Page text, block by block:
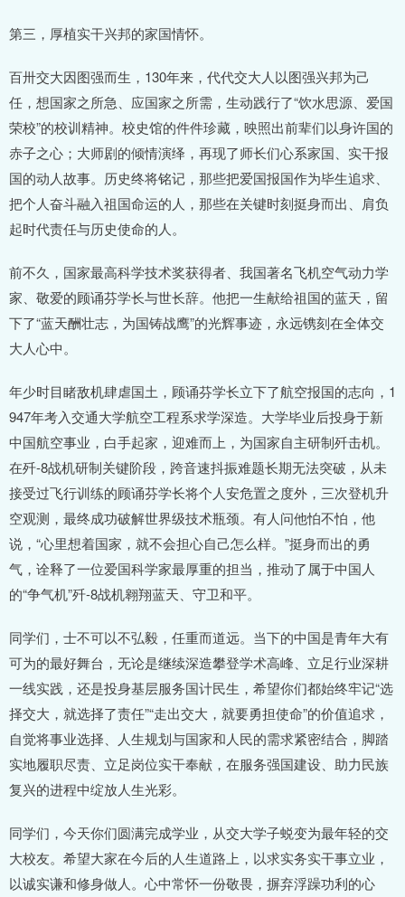
第三，厚植实干兴邦的家国情怀。
百卅交大因图强而生，130年来，代代交大人以图强兴邦为己
任，想国家之所急、应国家之所需，生动践行了“饮水思源、爱国
荣校”的校训精神。校史馆的件件珍藏，映照出前辈们以身许国的
赤子之心；大师剧的倾情演绎，再现了师长们心系家国、实干报
国的动人故事。历史终将铭记，那些把爱国报国作为毕生追求、
把个人奋斗融入祖国命运的人，那些在关键时刻挺身而出、肩负
起时代责任与历史使命的人。
前不久，国家最高科学技术奖获得者、我国著名飞机空气动力学
家、敬爱的顾诵芬学长与世长辞。他把一生献给祖国的蓝天，留
下了“蓝天酬壮志，为国铸战鹰”的光辉事迹，永远镌刻在全体交
大人心中。
年少时目睹敌机肆虐国土，顾诵芬学长立下了航空报国的志向，1
947年考入交通大学航空工程系求学深造。大学毕业后投身于新
中国航空事业，白手起家，迎难而上，为国家自主研制歼击机。
在歼-8战机研制关键阶段，跨音速抖振难题长期无法突破，从未
接受过飞行训练的顾诵芬学长将个人安危置之度外，三次登机升
空观测，最终成功破解世界级技术瓶颈。有人问他怕不怕，他
说，“心里想着国家，就不会担心自己怎么样。”挺身而出的勇
气，诠释了一位爱国科学家最厚重的担当，推动了属于中国人
的“争气机”歼-8战机翱翔蓝天、守卫和平。
同学们，士不可以不弘毅，任重而道远。当下的中国是青年大有
可为的最好舞台，无论是继续深造攀登学术高峰、立足行业深耕
一线实践，还是投身基层服务国计民生，希望你们都始终牢记“选
择交大，就选择了责任”“走出交大，就要勇担使命”的价值追求，
自觉将事业选择、人生规划与国家和人民的需求紧密结合，脚踏
实地履职尽责、立足岗位实干奉献，在服务强国建设、助力民族
复兴的进程中绽放人生光彩。
同学们，今天你们圆满完成学业，从交大学子蜕变为最年轻的交
大校友。希望大家在今后的人生道路上，以求实务实干事立业，
以诚实谦和修身做人。心中常怀一份敬畏，摒弃浮躁功利的心